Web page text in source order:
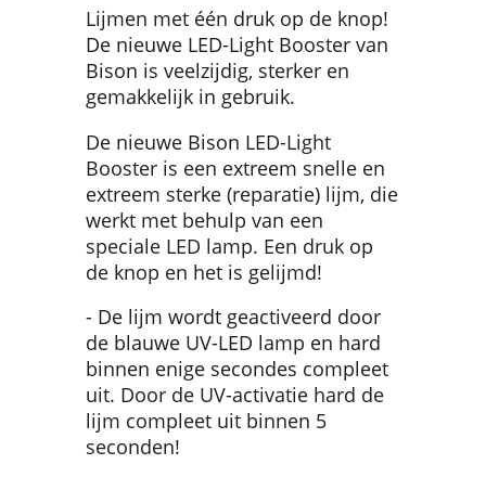
Lijmen met één druk op de knop!
De nieuwe LED-Light Booster van
Bison is veelzijdig, sterker en
gemakkelijk in gebruik.
De nieuwe Bison LED-Light
Booster is een extreem snelle en
extreem sterke (reparatie) lijm, die
werkt met behulp van een
speciale LED lamp. Een druk op
de knop en het is gelijmd!
- De lijm wordt geactiveerd door
de blauwe UV-LED lamp en hard
binnen enige secondes compleet
uit. Door de UV-activatie hard de
lijm compleet uit binnen 5
seconden!